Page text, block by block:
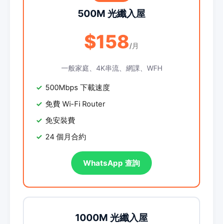
500M 光纖入屋
$158/月
一般家庭、4K串流、網課、WFH
500Mbps 下載速度
免費 Wi-Fi Router
免安裝費
24 個月合約
WhatsApp 查詢
1000M 光纖入屋